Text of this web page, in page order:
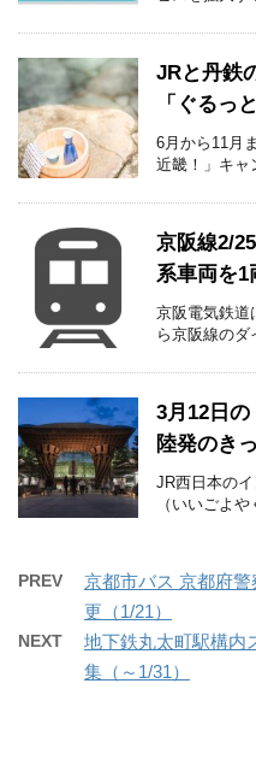
JRと丹鉄
「ぐるっ
6月から11月
近畿！」キャ
京阪線2/
系車両を1
京阪電気鉄道
ら京阪線の
3月12日
陸発のき
JR西日本のイ
（いいごよ
PREV
京都市バス 京都府
更（1/21）
NEXT
地下鉄丸太町駅構内
集（～1/31）